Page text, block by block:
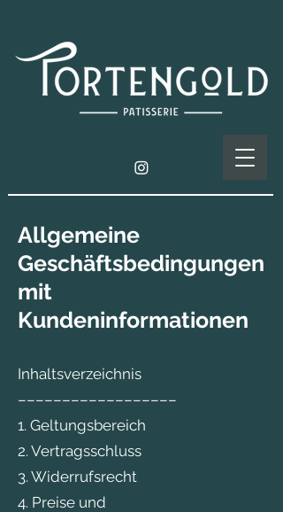
Allgemeine
Geschäftsbedingungen
mit
Kundeninformationen
Inhaltsverzeichnis
––––––––––––––––––
1. Geltungsbereich
2. Vertragsschluss
3. Widerrufsrecht
4. Preise und